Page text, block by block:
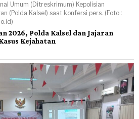
Umum (Ditreskrimum) Kepolisian
(Polda Kalsel) saat konfersi pers. (Foto :
2026, Polda Kalsel dan Jajaran
Kejahatan